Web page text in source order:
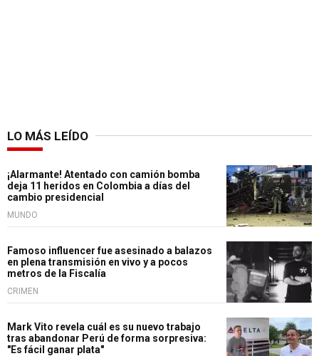
LO MÁS LEÍDO
¡Alarmante! Atentado con camión bomba
deja 11 heridos en Colombia a días del
cambio presidencial
MUNDO
Famoso influencer fue asesinado a balazos
en plena transmisión en vivo y a pocos
metros de la Fiscalía
CRIMEN
Mark Vito revela cuál es su nuevo trabajo
tras abandonar Perú de forma sorpresiva:
"Es fácil ganar plata"